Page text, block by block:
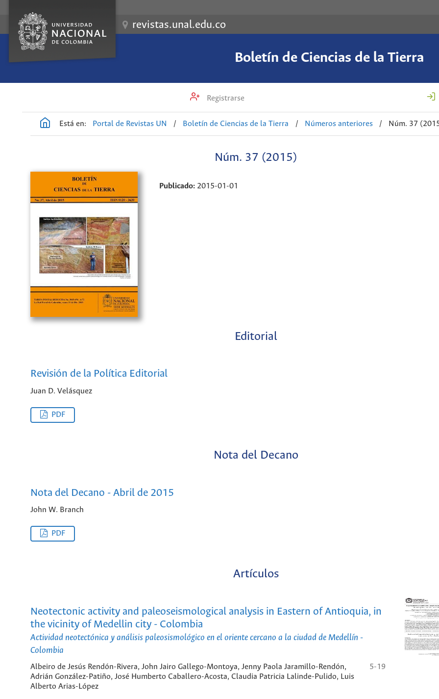
revistas.unal.edu.co
Boletín de Ciencias de la Tierra
Registrarse
Está en: Portal de Revistas UN / Boletín de Ciencias de la Tierra / Números anteriores / Núm. 37
Núm. 37 (2015)
Publicado: 2015-01-01
Editorial
Revisión de la Política Editorial
Juan D. Velásquez
PDF
Nota del Decano
Nota del Decano - Abril de 2015
John W. Branch
PDF
Artículos
Neotectonic activity and paleoseismological analysis in Eastern of Antioquia, in
the vicinity of Medellin city - Colombia
Actividad neotectónica y análisis paleosismológico en el oriente cercano a la ciudad de Medellín -
Colombia
Albeiro de Jesús Rendón-Rivera, John Jairo Gallego-Montoya, Jenny Paola Jaramillo-Rendón,
Adrián González-Patiño, José Humberto Caballero-Acosta, Claudia Patricia Lalinde-Pulido, Luis
Alberto Arias-López
5-19